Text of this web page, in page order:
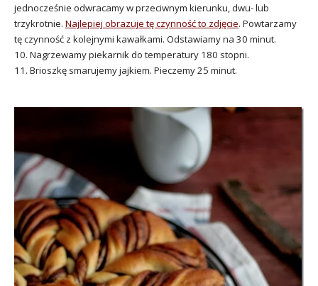
jednocześnie odwracamy w przeciwnym kierunku, dwu- lub
trzykrotnie. Najlepiej obrazuje tę czynność to zdjęcie. Powtarzamy
tę czynność z kolejnymi kawałkami. Odstawiamy na 30 minut.
10. Nagrzewamy piekarnik do temperatury 180 stopni.
11. Brioszkę smarujemy jajkiem. Pieczemy 25 minut.